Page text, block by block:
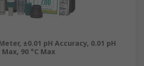
±0.01 pH Accuracy, 0.01 pH
90 °C Max